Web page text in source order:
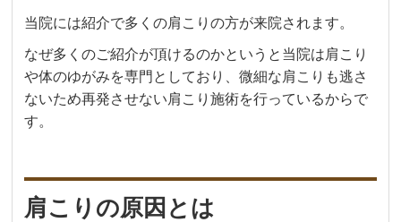
当院には紹介で多くの肩こりの方が来院されます。
なぜ多くのご紹介が頂けるのかというと当院は肩こり
や体のゆがみを専門としており、微細な肩こりも逃さ
ないため再発させない肩こり施術を行っているからで
す。
肩こりの原因とは